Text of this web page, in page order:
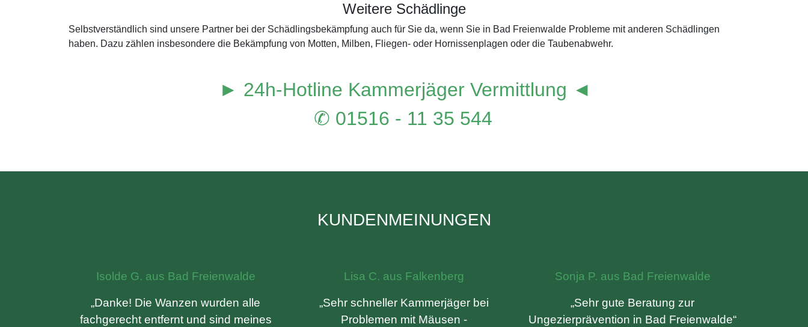
Weitere Schädlinge
Selbstverständlich sind unsere Partner bei der Schädlingsbekämpfung auch für Sie da, wenn Sie in Bad Freienwalde Probleme mit anderen Schädlingen
haben. Dazu zählen insbesondere die Bekämpfung von Motten, Milben, Fliegen- oder Hornissenplagen oder die Taubenabwehr.
► 24h-Hotline Kammerjäger Vermittlung ◄
✆ 01516 - 11 35 544
KUNDENMEINUNGEN
Isolde G. aus Bad Freienwalde
„Danke! Die Wanzen wurden alle
fachgerecht entfernt und sind meines
Lisa C. aus Falkenberg
„Sehr schneller Kammerjäger bei
Problemen mit Mäusen -
Sonja P. aus Bad Freienwalde
„Sehr gute Beratung zur
Ungezierprävention in Bad Freienwalde“